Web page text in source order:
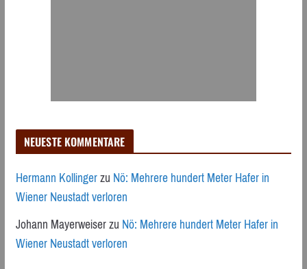
NEUESTE KOMMENTARE
Hermann KollingerzuNö: Mehrere hundert Meter Hafer in
Wiener Neustadt verloren
Johann MayerweiserzuNö: Mehrere hundert Meter Hafer in
Wiener Neustadt verloren